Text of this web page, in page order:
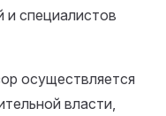
и специалистов
осуществляется
власти,